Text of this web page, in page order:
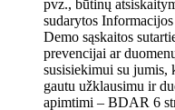
pvz., būtinų
sudarytos
Demo sąskaitos
prevencijai ar
susisiekimui su jumis,
gautu užklausimu ir
apimtimi – BDAR 6